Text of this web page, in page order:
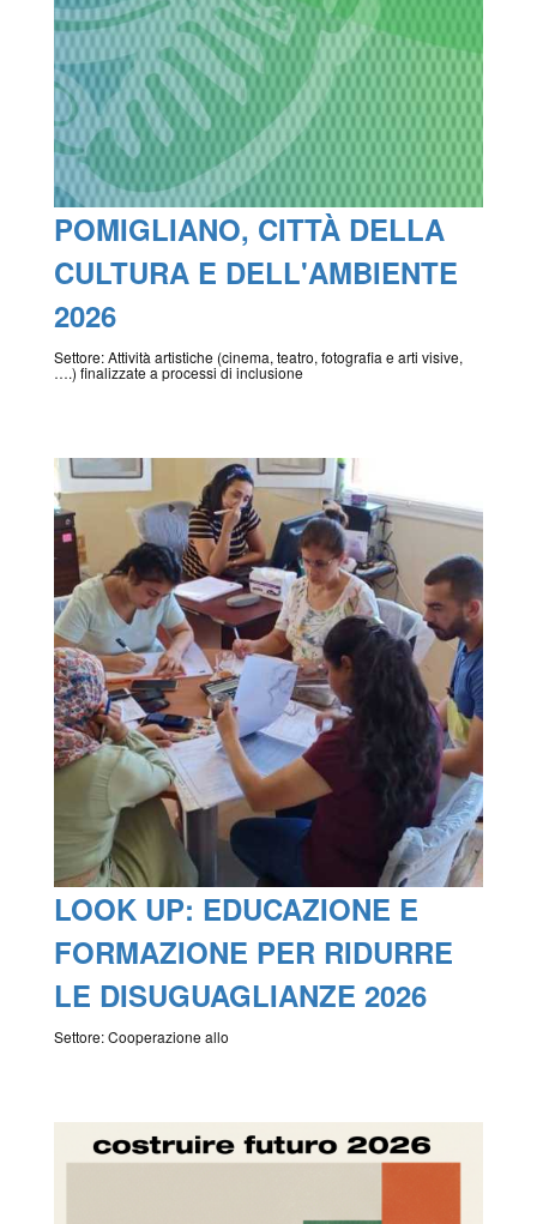
POMIGLIANO, CITTÀ DELLA
CULTURA E DELL'AMBIENTE
2026
Settore: Attività artistiche (cinema, teatro, fotografia e arti visive,
….) finalizzate a processi di inclusione
LOOK UP: EDUCAZIONE E
FORMAZIONE PER RIDURRE
LE DISUGUAGLIANZE 2026
Settore: Cooperazione allo